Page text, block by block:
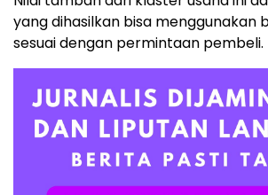
yang dihasilkan bisa menggunakan
sesuai dengan permintaan pembeli.